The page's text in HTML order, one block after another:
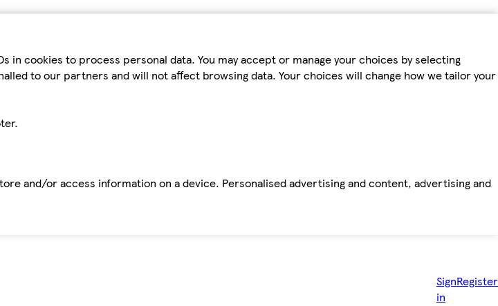
cookies to process personal data. You may accept or manage your choices by selecting
to our partners and will not affect browsing data. Your choices will change how we tailor your
and/or access information on a device. Personalised advertising and content, advertising and
Sign
in
Register